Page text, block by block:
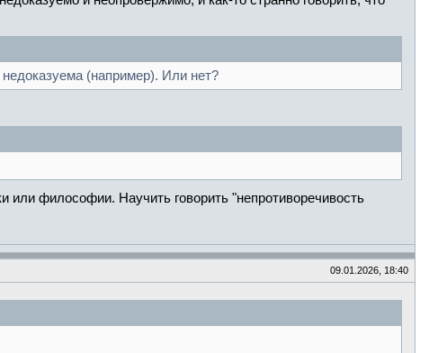
(например). Или нет?
или философии. Научить говорить "непротиворечивость
09.01.2026, 18:40